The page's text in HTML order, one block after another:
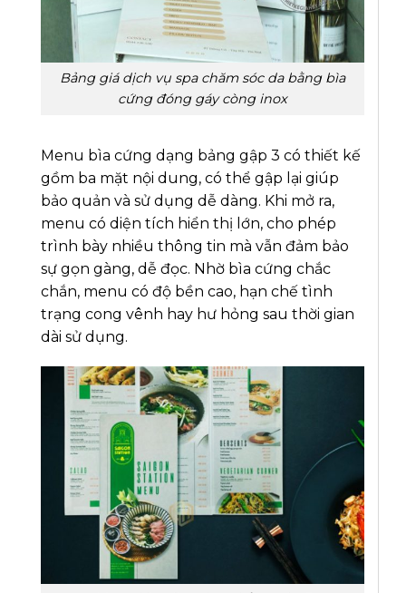
Bảng giá dịch vụ spa chăm sóc da bằng bìa
cứng đóng gáy còng inox
Menu bìa cứng dạng bảng gập 3 có thiết kế
gồm ba mặt nội dung, có thể gập lại giúp
bảo quản và sử dụng dễ dàng. Khi mở ra,
menu có diện tích hiển thị lớn, cho phép
trình bày nhiều thông tin mà vẫn đảm bảo
sự gọn gàng, dễ đọc. Nhờ bìa cứng chắc
chắn, menu có độ bền cao, hạn chế tình
trạng cong vênh hay hư hỏng sau thời gian
dài sử dụng.